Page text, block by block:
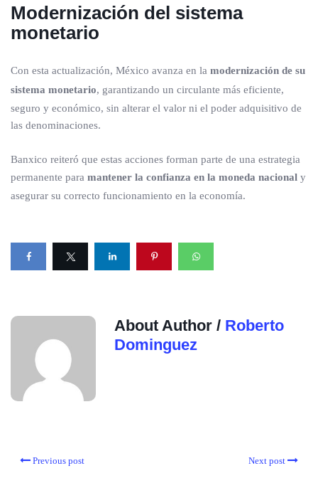
Modernización del sistema
monetario
Con esta actualización, México avanza en la modernización de su
sistema monetario, garantizando un circulante más eficiente,
seguro y económico, sin alterar el valor ni el poder adquisitivo de
las denominaciones.
Banxico reiteró que estas acciones forman parte de una estrategia
permanente para mantener la confianza en la moneda nacional y
asegurar su correcto funcionamiento en la economía.
About Author / Roberto
Dominguez
Previous post Next post